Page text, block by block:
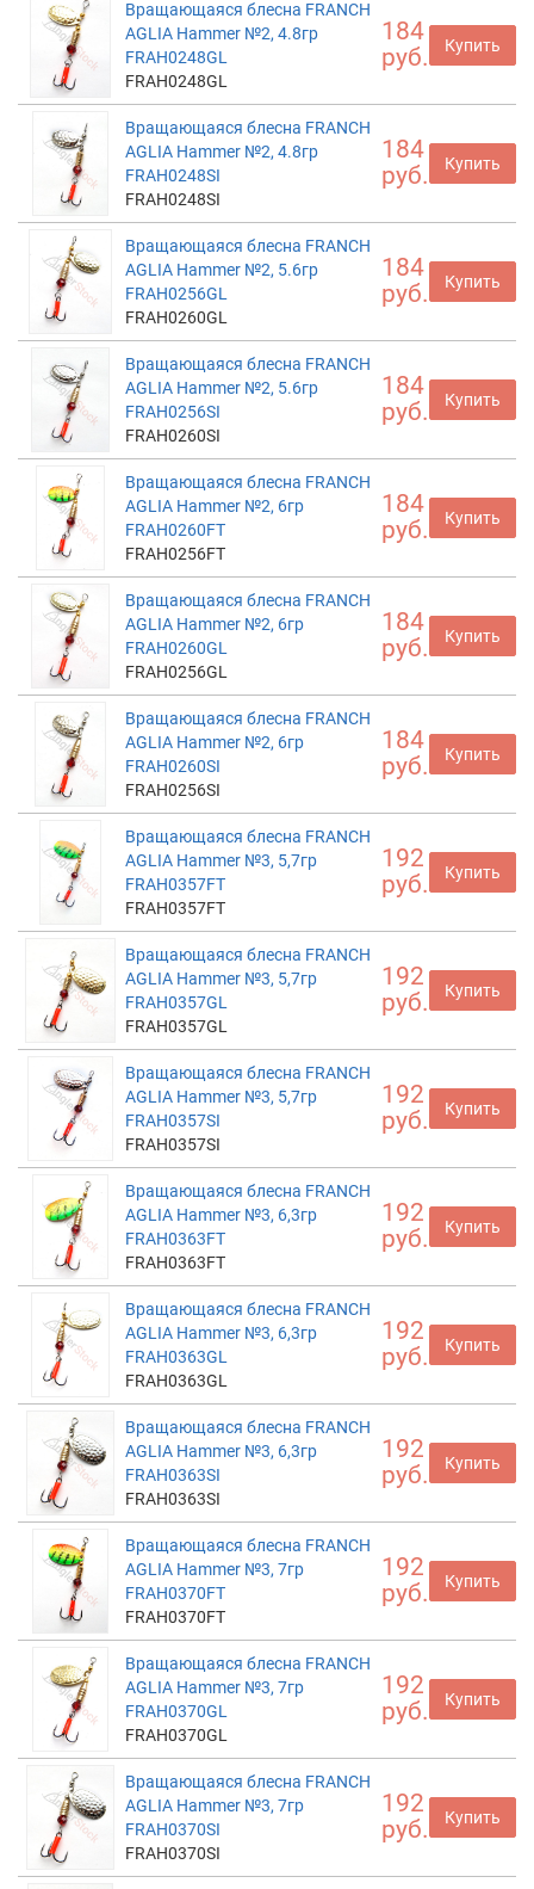
Вращающаяся блесна FRANCH
AGLIA Hammer №2, 4.8гр
FRAH0248GL
FRAH0248GL
184
руб.
Купить
Вращающаяся блесна FRANCH
AGLIA Hammer №2, 4.8гр
FRAH0248SI
FRAH0248SI
184
руб.
Купить
Вращающаяся блесна FRANCH
AGLIA Hammer №2, 5.6гр
FRAH0256GL
FRAH0260GL
184
руб.
Купить
Вращающаяся блесна FRANCH
AGLIA Hammer №2, 5.6гр
FRAH0256SI
FRAH0260SI
184
руб.
Купить
Вращающаяся блесна FRANCH
AGLIA Hammer №2, 6гр
FRAH0260FT
FRAH0256FT
184
руб.
Купить
Вращающаяся блесна FRANCH
AGLIA Hammer №2, 6гр
FRAH0260GL
FRAH0256GL
184
руб.
Купить
Вращающаяся блесна FRANCH
AGLIA Hammer №2, 6гр
FRAH0260SI
FRAH0256SI
184
руб.
Купить
Вращающаяся блесна FRANCH
AGLIA Hammer №3, 5,7гр
FRAH0357FT
FRAH0357FT
192
руб.
Купить
Вращающаяся блесна FRANCH
AGLIA Hammer №3, 5,7гр
FRAH0357GL
FRAH0357GL
192
руб.
Купить
Вращающаяся блесна FRANCH
AGLIA Hammer №3, 5,7гр
FRAH0357SI
FRAH0357SI
192
руб.
Купить
Вращающаяся блесна FRANCH
AGLIA Hammer №3, 6,3гр
FRAH0363FT
FRAH0363FT
192
руб.
Купить
Вращающаяся блесна FRANCH
AGLIA Hammer №3, 6,3гр
FRAH0363GL
FRAH0363GL
192
руб.
Купить
Вращающаяся блесна FRANCH
AGLIA Hammer №3, 6,3гр
FRAH0363SI
FRAH0363SI
192
руб.
Купить
Вращающаяся блесна FRANCH
AGLIA Hammer №3, 7гр
FRAH0370FT
FRAH0370FT
192
руб.
Купить
Вращающаяся блесна FRANCH
AGLIA Hammer №3, 7гр
FRAH0370GL
FRAH0370GL
192
руб.
Купить
Вращающаяся блесна FRANCH
AGLIA Hammer №3, 7гр
FRAH0370SI
FRAH0370SI
192
руб.
Купить